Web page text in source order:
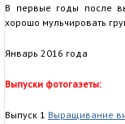
В первые годы после
хорошо мульчировать
Январь 2016 года
Выпуски фотогазеты:
Выпуск 1 Выращивание